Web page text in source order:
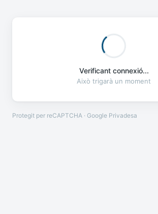
Verificant connexió...
Això trigarà un moment
Protegit per reCAPTCHA · Google Privadesa